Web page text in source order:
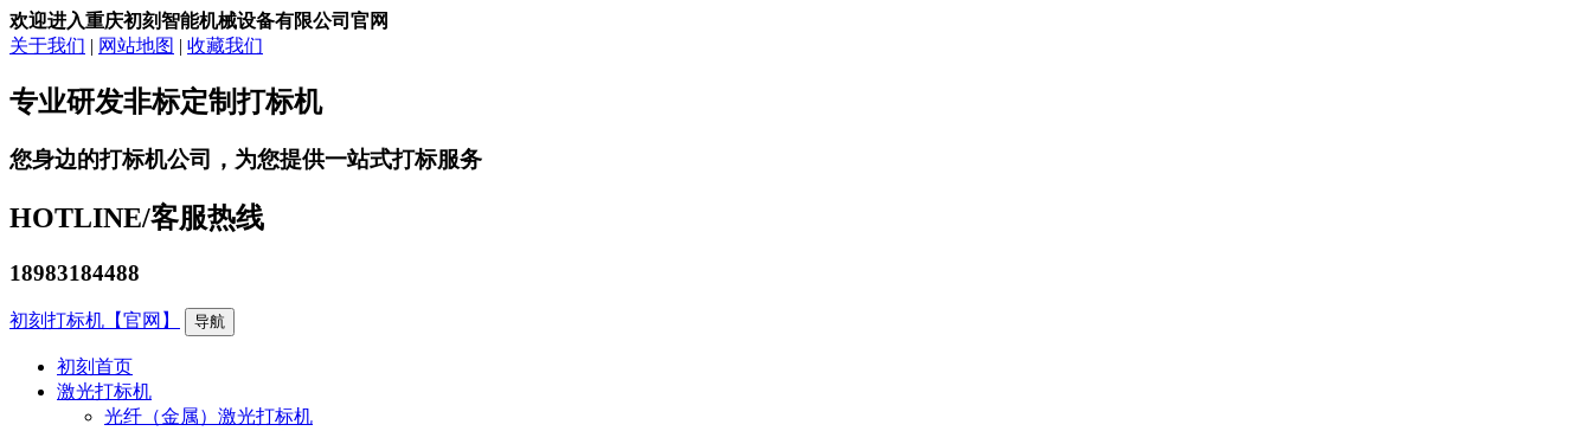
欢迎进入重庆初刻智能机械设备有限公司官网
关于我们 | 网站地图 | 收藏我们
专业研发非标定制打标机
您身边的打标机公司，为您提供一站式打标服务
HOTLINE/客服热线
18983184488
初刻打标机【官网】 导航
初刻首页
激光打标机
光纤（金属）激光打标机